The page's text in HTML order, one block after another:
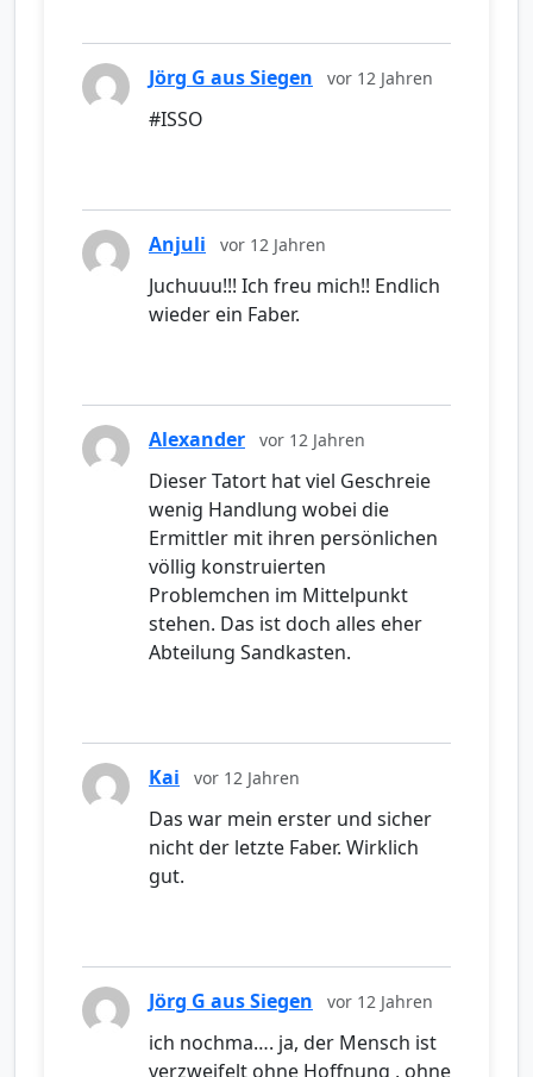
Jörg G aus Siegen vor 12 Jahren
#ISSO
Anjuli vor 12 Jahren
Juchuuu!!! Ich freu mich!! Endlich
wieder ein Faber.
Alexander vor 12 Jahren
Dieser Tatort hat viel Geschreie
wenig Handlung wobei die
Ermittler mit ihren persönlichen
völlig konstruierten
Problemchen im Mittelpunkt
stehen. Das ist doch alles eher
Abteilung Sandkasten.
Kai vor 12 Jahren
Das war mein erster und sicher
nicht der letzte Faber. Wirklich
gut.
Jörg G aus Siegen vor 12 Jahren
ich nochma…. ja, der Mensch ist
verzweifelt ohne Hoffnung , ohne